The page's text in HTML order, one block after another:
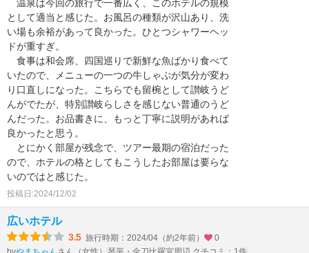
温泉は今回の旅行で一番広く、このホテルの規模
として適当と感じた。お風呂の種類が沢山あり、洗
い場も余裕があって良かった。ひとつシャワーヘッ
ドが重すぎ。
食事は和会席、四国巡りで新鮮な魚ばかり食べて
いたので、メニューの一つの牛しゃぶが気分が変わ
り口直しになった。こちらでも留椀として讃岐うど
んがでたが、特別讃岐らしさを感じない普通のうど
んだった。お品書きに、もっと丁寧に説明があれば
良かったと思う。
とにかく部屋が残念で、ツアー最期の宿泊だった
ので、ホテルの格としてもこうしたお部屋は要らな
いのではと感じた。
投稿日:2024/12/02
広いホテル
3.5 旅行時期：2024/04（約2年前）
0